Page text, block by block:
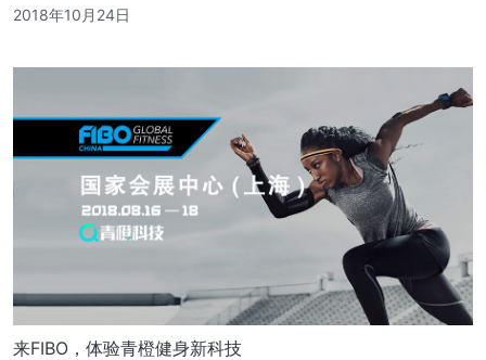
2018年10月24日
来FIBO，体验青橙健身新科技